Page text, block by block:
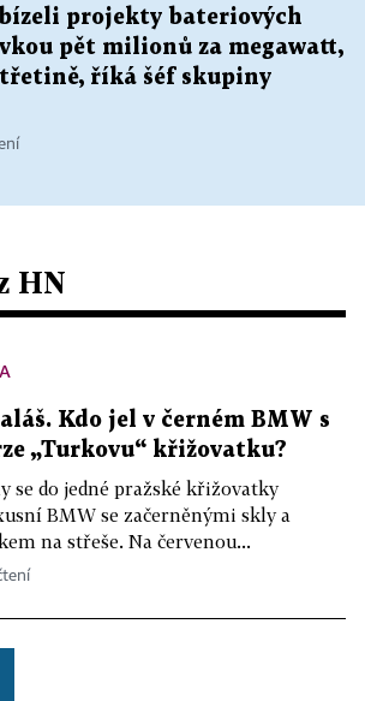
projekty bateriových
pět milionů za megawatt,
třetině, říká šéf skupiny
HN
Kdo jel v černém BMW s
„Turkovu“ křižovatku?
se do jedné pražské křižovatky
BMW se začerněnými skly a
na střeše. Na červenou...